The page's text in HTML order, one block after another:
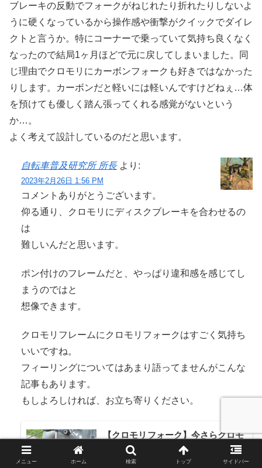
ブレーキの反動でフォークがねじれたり折れたりしないよ
うに硬くなっているから操作感や衝撃がクイックでダイレ
クトと言うか。特にコーナーで乗っていて気持ち良くなく
なったので結局1ヶ月ほどで元に戻してしまいました。同
じ理由でクロモリにカーボンフォークも好きではなかった
りします。カーボンだと軽いには軽いんですけどねぇ…体
を預けても優しく踏ん張ってくれる感覚がないという
か…。
よく考えて設計しているのだと思います。
自転車普及研究所 所長 より:
2023年2月26日 1:56 PM
コメントありがとうございます。
仰る通り、クロモリにディスクブレーキを合わせるの
は
難しいんだと思います。
ポン付けのフレームだと、やっぱり違和感を感じてし
まうのではと
想像できます。
クロモリフレームにクロモリフォークはすごく気持ち
いいですね。
フィーリングについてはあまり語ってませんがこんな
記事もあります。
もしよろしければ、お立ち寄りください。
【クロモリフォーク】今さらクロモ
リフォークを選んだ理由【オタクす
ぎて閲覧注意】
メニュー ホーム 検索 トップ サイドバー